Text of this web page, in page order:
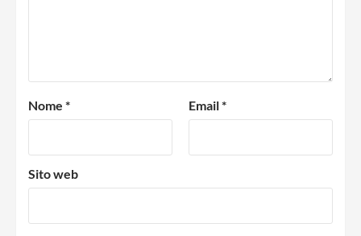
Nome * Email*
Sito web